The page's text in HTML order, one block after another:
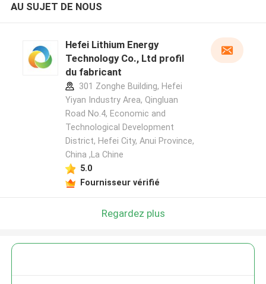
AU SUJET DE NOUS
Hefei Lithium Energy
Technology Co., Ltd profil
du fabricant
301 Zonghe Building, Hefei
Yiyan Industry Area, Qingluan
Road No.4, Economic and
Technological Development
District, Hefei City, Anui Province,
China ,La Chine
5.0
Fournisseur vérifié
Regardez plus